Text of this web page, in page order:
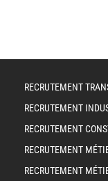
RECRUTEMENT
RECRUTEMENT
RECRUTEMENT
RECRUTEMENT
RECRUTEMENT